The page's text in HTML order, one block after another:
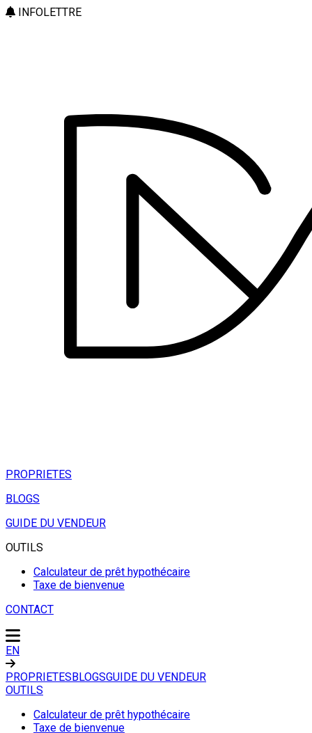
INFOLETTRE
PROPRIETES
BLOGS
GUIDE DU VENDEUR
OUTILS
Calculateur de prêt hypothécaire
Taxe de bienvenue
CONTACT
EN
PROPRIETESBLOGSGUIDE DU VENDEUR
OUTILS
Calculateur de prêt hypothécaire
Taxe de bienvenue